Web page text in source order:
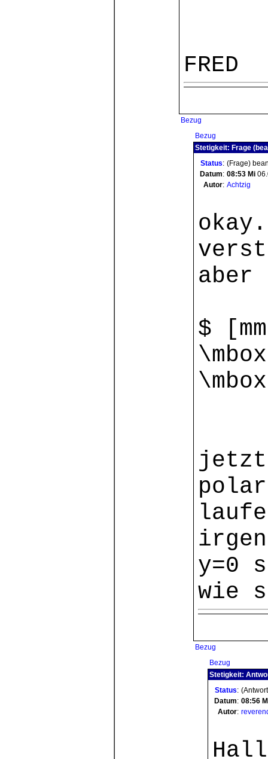
FRED
Bezug
Bezug
Stetigkeit: Frage
Status: (Frage)
Datum: 08:53 Mi
Autor: Achtzig
aber
$
jetzt
y=0
wie
Bezug
Bezug
Stetigkeit:
Status:
Datum: 08:56
Autor: